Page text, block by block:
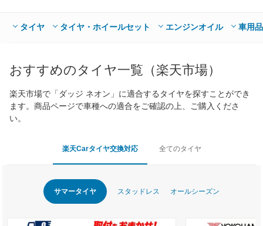
全国平均の車検価格 *
楽天Car車検で
*当該価格は車種別の価格となります。
タイヤ タイヤ・ホイールセット エンジンオイル 車用品
おすすめのタイヤ一覧（楽天市場）
楽天市場で「ダッジ ネオン」に適合するタイヤを探すことができ
ます。商品ページで車種への適合をご確認の上、ご購入くださ
い。
楽天Carタイヤ交換対応 全てのタイヤ
サマータイヤ スタッドレス オールシーズン